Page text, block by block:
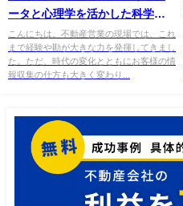
ータと心理学を活かした科学的
手法とは？
こんにちは。不動産営業の現場では、これ
まで経験や勘が大きな力を発揮してきまし
た。ただ、時代の変化とともにお客様の情
報収集の仕方も大きく変わり...